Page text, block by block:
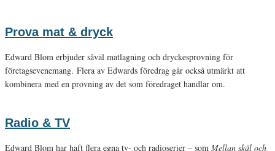
Prova mat & dryck
Edward Blom erbjuder såväl matlagning och dryckesprovning för
företagsevenemang. Flera av Edwards föredrag går också utmärkt att
kombinera med en provning av det som föredraget handlar om.
Radio & TV
Edward Blom har haft flera egna tv- och radioserier – som Mellan skål och